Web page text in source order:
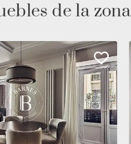
de la zona